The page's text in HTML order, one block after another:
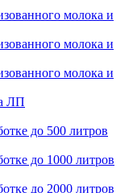
молока и
молока и
молока и
ЛП
до 500 литров
до 1000 литров
до 2000 литров